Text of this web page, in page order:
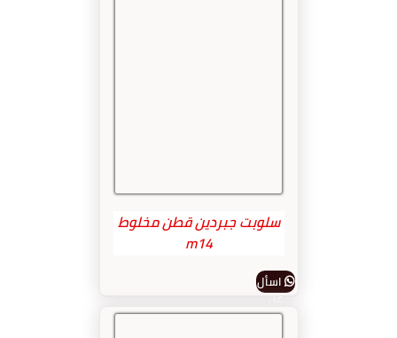
سلوبت جبردين قطن مخلوط
m14
اسأل
عن
المنتج